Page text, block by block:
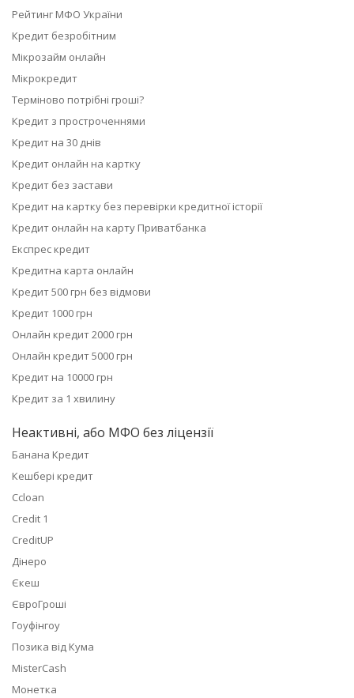
Рейтинг МФО України
Кредит безробітним
Мікрозайм онлайн
Мікрокредит
Терміново потрібні гроші?
Кредит з простроченнями
Кредит на 30 днів
Кредит онлайн на картку
Кредит без застави
Кредит на картку без перевірки кредитної історії
Кредит онлайн на карту Приватбанка
Експрес кредит
Кредитна карта онлайн
Кредит 500 грн без відмови
Кредит 1000 грн
Онлайн кредит 2000 грн
Онлайн кредит 5000 грн
Кредит на 10000 грн
Кредит за 1 хвилину
Неактивні, або МФО без ліцензії
Банана Кредит
Кешбері кредит
Ccloan
Credit 1
CreditUP
Дінеро
Єкеш
ЄвроГроші
Гоуфінгоу
Позика від Кума
MisterCash
Монетка